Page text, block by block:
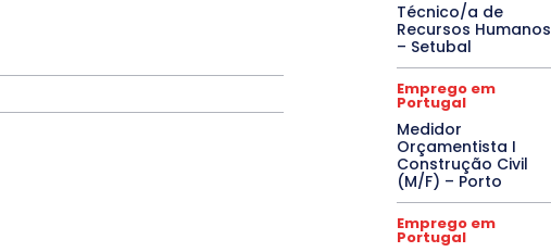
Técnico/a de
Recursos Humanos
– Setubal
Emprego em
Portugal
Medidor
Orçamentista I
Construção Civil
(M/F) – Porto
Emprego em
Portugal